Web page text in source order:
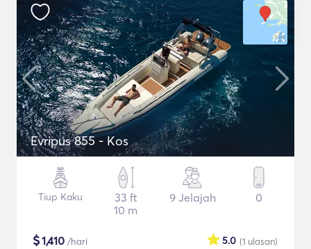
Evripus 855 - Kos
Tiup Kaku
33 ft
10 m
9 Jelajah 0
$1,410 /hari (1 ulasan)
5.0